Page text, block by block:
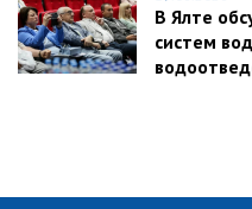
В Ялте
систем